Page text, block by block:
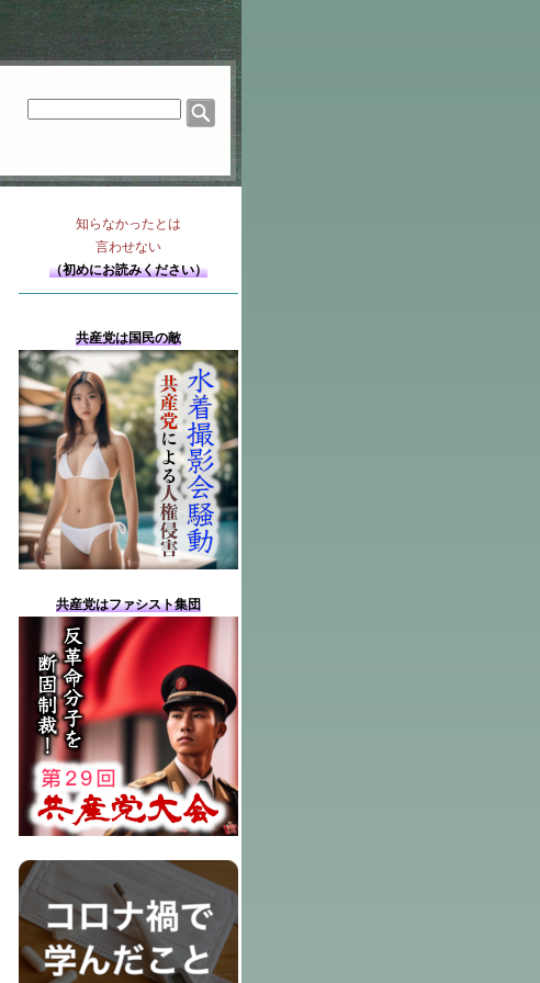
知らなかったとは
言わせない
（初めにお読みください）
共産党は国民の敵
共産党はファシスト集団